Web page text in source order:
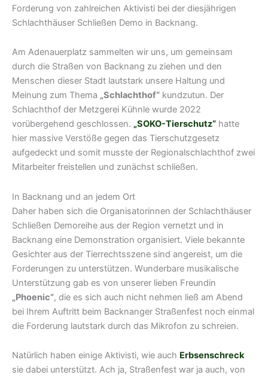
Forderung von zahlreichen Aktivisti bei der diesjährigen
Schlachthäuser Schließen Demo in Backnang.
Am Adenauerplatz sammelten wir uns, um gemeinsam
durch die Straßen von Backnang zu ziehen und den
Menschen dieser Stadt lautstark unsere Haltung und
Meinung zum Thema „Schlachthof“ kundzutun. Der
Schlachthof der Metzgerei Kühnle wurde 2022
vorübergehend geschlossen. „SOKO-Tierschutz“ hatte
hier massive Verstöße gegen das Tierschutzgesetz
aufgedeckt und somit musste der Regionalschlachthof zwei
Mitarbeiter freistellen und zunächst schließen.
In Backnang und an jedem Ort
Daher haben sich die Organisatorinnen der Schlachthäuser
Schließen Demoreihe aus der Region vernetzt und in
Backnang eine Demonstration organisiert. Viele bekannte
Gesichter aus der Tierrechtsszene sind angereist, um die
Forderungen zu unterstützen. Wunderbare musikalische
Unterstützung gab es von unserer lieben Freundin
„Phoenic“, die es sich auch nicht nehmen ließ am Abend
bei Ihrem Auftritt beim Backnanger Straßenfest noch einmal
die Forderung lautstark durch das Mikrofon zu schreien.
Natürlich haben einige Aktivisti, wie auch Erbsenschreck
sie dabei unterstützt. Ach ja, Straßenfest war ja auch, von